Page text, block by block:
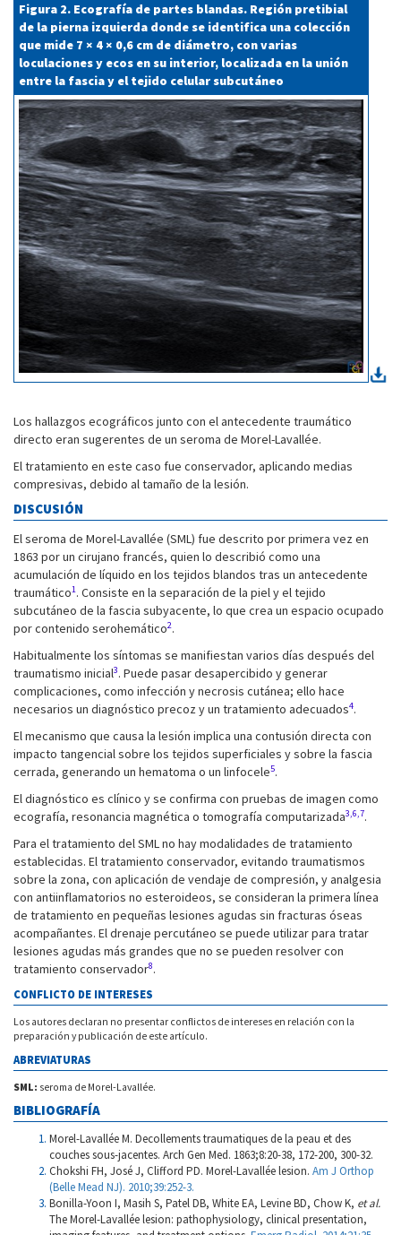
Figura 2. Ecografía de partes blandas. Región pretibial
de la pierna izquierda donde se identifica una colección
que mide 7 × 4 × 0,6 cm de diámetro, con varias
loculaciones y ecos en su interior, localizada en la unión
entre la fascia y el tejido celular subcutáneo
Los hallazgos ecográficos junto con el antecedente traumático
directo eran sugerentes de un seroma de Morel-Lavallée.
El tratamiento en este caso fue conservador, aplicando medias
compresivas, debido al tamaño de la lesión.
DISCUSIÓN
El seroma de Morel-Lavallée (SML) fue descrito por primera vez en
1863 por un cirujano francés, quien lo describió como una
acumulación de líquido en los tejidos blandos tras un antecedente
traumático1. Consiste en la separación de la piel y el tejido
subcutáneo de la fascia subyacente, lo que crea un espacio ocupado
por contenido serohemático2.
Habitualmente los síntomas se manifiestan varios días después del
traumatismo inicial3. Puede pasar desapercibido y generar
complicaciones, como infección y necrosis cutánea; ello hace
necesarios un diagnóstico precoz y un tratamiento adecuados4.
El mecanismo que causa la lesión implica una contusión directa con
impacto tangencial sobre los tejidos superficiales y sobre la fascia
cerrada, generando un hematoma o un linfocele5.
El diagnóstico es clínico y se confirma con pruebas de imagen como
ecografía, resonancia magnética o tomografía computarizada3,6,7.
Para el tratamiento del SML no hay modalidades de tratamiento
establecidas. El tratamiento conservador, evitando traumatismos
sobre la zona, con aplicación de vendaje de compresión, y analgesia
con antiinflamatorios no esteroideos, se consideran la primera línea
de tratamiento en pequeñas lesiones agudas sin fracturas óseas
acompañantes. El drenaje percutáneo se puede utilizar para tratar
lesiones agudas más grandes que no se pueden resolver con
tratamiento conservador8.
CONFLICTO DE INTERESES
Los autores declaran no presentar conflictos de intereses en relación con la
preparación y publicación de este artículo.
ABREVIATURAS
SML: seroma de Morel-Lavallée.
BIBLIOGRAFÍA
Morel-Lavallée M. Decollements traumatiques de la peau et des
couches sous-jacentes. Arch Gen Med. 1863;8:20-38, 172-200, 300-32.
Chokshi FH, José J, Clifford PD. Morel-Lavallée lesion. Am J Orthop
(Belle Mead NJ). 2010;39:252-3.
Bonilla-Yoon I, Masih S, Patel DB, White EA, Levine BD, Chow K, et al.
The Morel-Lavallée lesion: pathophysiology, clinical presentation,